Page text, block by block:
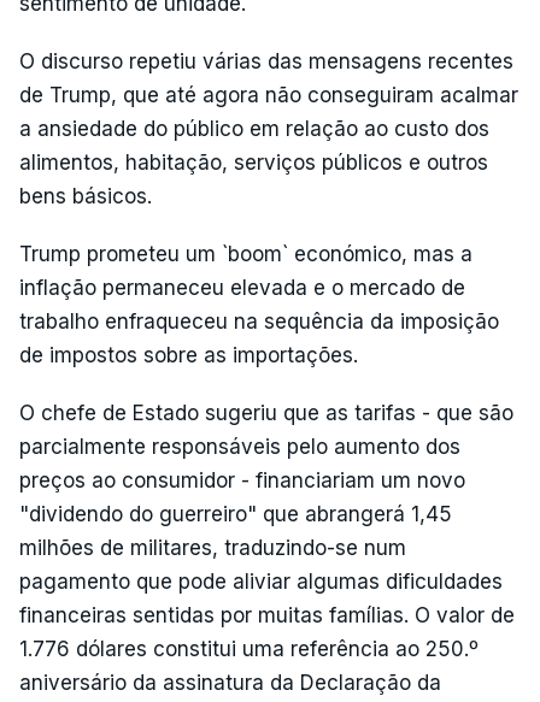
O discurso repetiu várias das mensagens recentes
de Trump, que até agora não conseguiram acalmar
a ansiedade do público em relação ao custo dos
alimentos, habitação, serviços públicos e outros
bens básicos.
Trump prometeu um `boom` económico, mas a
inflação permaneceu elevada e o mercado de
trabalho enfraqueceu na sequência da imposição
de impostos sobre as importações.
O chefe de Estado sugeriu que as tarifas - que são
parcialmente responsáveis pelo aumento dos
preços ao consumidor - financiariam um novo
"dividendo do guerreiro" que abrangerá 1,45
milhões de militares, traduzindo-se num
pagamento que pode aliviar algumas dificuldades
financeiras sentidas por muitas famílias. O valor de
1.776 dólares constitui uma referência ao 250.º
aniversário da assinatura da Declaração da